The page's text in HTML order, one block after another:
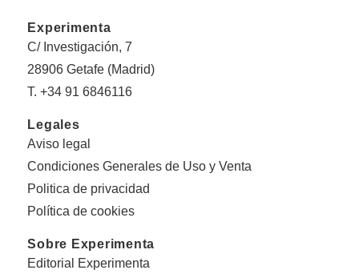
Experimenta
C/ Investigación, 7
28906 Getafe (Madrid)
T. +34 91 6846116
Legales
Aviso legal
Condiciones Generales de Uso y Venta
Politica de privacidad
Política de cookies
Sobre Experimenta
Editorial Experimenta